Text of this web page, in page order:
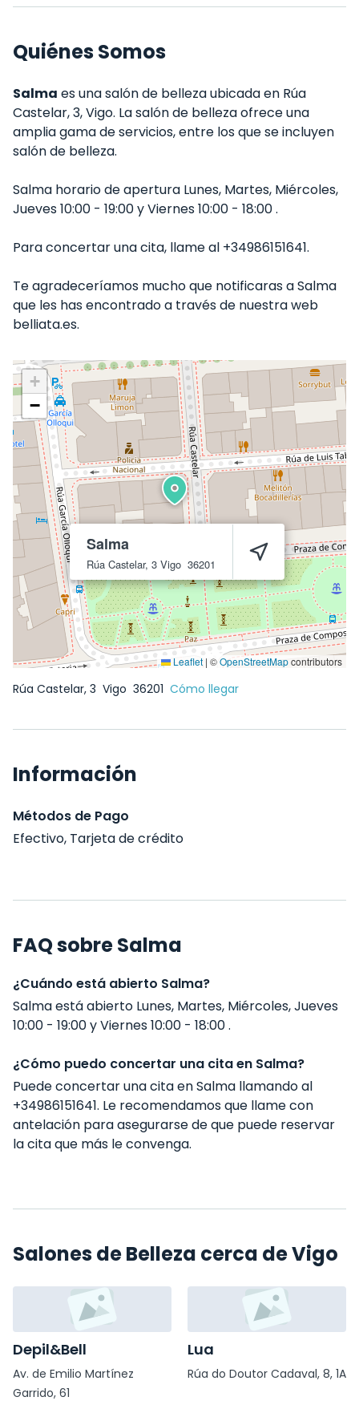
Quiénes Somos
Salma es una salón de belleza ubicada en Rúa
Castelar, 3, Vigo. La salón de belleza ofrece una
amplia gama de servicios, entre los que se incluyen
salón de belleza.
Salma horario de apertura Lunes, Martes, Miércoles,
Jueves 10:00 - 19:00 y Viernes 10:00 - 18:00 .
Para concertar una cita, llame al +34986151641.
Te agradeceríamos mucho que notificaras a Salma
que les has encontrado a través de nuestra web
belliata.es.
Salma
Rúa Castelar, 3 Vigo 36201
+
−
Leaflet | ©OpenStreetMapcontributors
Rúa Castelar, 3 Vigo 36201 Cómo llegar
Información
Métodos de Pago
Efectivo, Tarjeta de crédito
FAQ sobre Salma
¿Cuándo está abierto Salma?
Salma está abierto Lunes, Martes, Miércoles, Jueves
10:00 - 19:00 y Viernes 10:00 - 18:00 .
¿Cómo puedo concertar una cita en Salma?
Puede concertar una cita en Salma llamando al
+34986151641. Le recomendamos que llame con
antelación para asegurarse de que puede reservar
la cita que más le convenga.
Salones de Belleza cerca de Vigo
Depil&Bell
Av. de Emilio Martínez
Garrido, 61
Lua
Rúa do Doutor Cadaval, 8, 1A